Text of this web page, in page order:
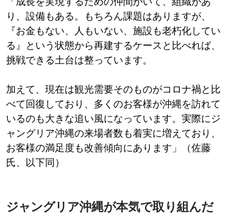
り、設備もある。もちろん課題はありますが、
『お金もない、人もいない、施設も老朽化してい
る』という状態から再建するケースと比べれば、
挑戦できる土台は整っています。
加えて、現在は観光需要そのものがコロナ禍と比
べて回復しており、多くのお客様が沖縄を訪れて
いるのも大きな追い風になっています。実際にジ
ャングリア沖縄の来場者数も着実に増えており、
お客様の満足度も改善傾向にあります」（佐藤
氏、以下同）
ジャングリア沖縄が本気で取り組んだ